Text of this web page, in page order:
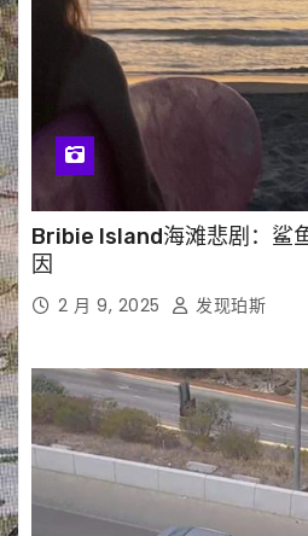
Bribie Island海滩悲剧：鲨
因
2 月 9, 2025 发现珀斯